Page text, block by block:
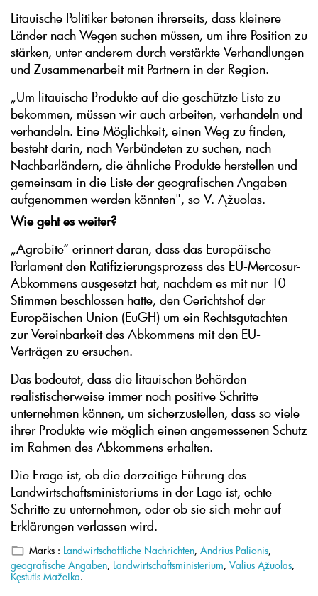
Litauische Politiker betonen ihrerseits, dass kleinere
Länder nach Wegen suchen müssen, um ihre Position zu
stärken, unter anderem durch verstärkte Verhandlungen
und Zusammenarbeit mit Partnern in der Region.
„Um litauische Produkte auf die geschützte Liste zu
bekommen, müssen wir auch arbeiten, verhandeln und
verhandeln. Eine Möglichkeit, einen Weg zu finden,
besteht darin, nach Verbündeten zu suchen, nach
Nachbarländern, die ähnliche Produkte herstellen und
gemeinsam in die Liste der geografischen Angaben
aufgenommen werden könnten", so V. Ąžuolas.
Wie geht es weiter?
„Agrobite“ erinnert daran, dass das Europäische
Parlament den Ratifizierungsprozess des EU-Mercosur-
Abkommens ausgesetzt hat, nachdem es mit nur 10
Stimmen beschlossen hatte, den Gerichtshof der
Europäischen Union (EuGH) um ein Rechtsgutachten
zur Vereinbarkeit des Abkommens mit den EU-
Verträgen zu ersuchen.
Das bedeutet, dass die litauischen Behörden
realistischerweise immer noch positive Schritte
unternehmen können, um sicherzustellen, dass so viele
ihrer Produkte wie möglich einen angemessenen Schutz
im Rahmen des Abkommens erhalten.
Die Frage ist, ob die derzeitige Führung des
Landwirtschaftsministeriums in der Lage ist, echte
Schritte zu unternehmen, oder ob sie sich mehr auf
Erklärungen verlassen wird.
Marks : Landwirtschaftliche Nachrichten, Andrius Palionis,
geografische Angaben, Landwirtschaftsministerium, Valius Ąžuolas,
Kęstutis Mažeika.